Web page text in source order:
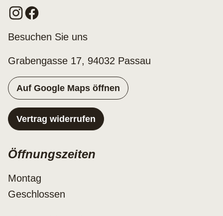
Besuchen Sie uns
Grabengasse 17, 94032 Passau
Auf Google Maps öffnen
Vertrag widerrufen
Öffnungszeiten
Montag
Geschlossen